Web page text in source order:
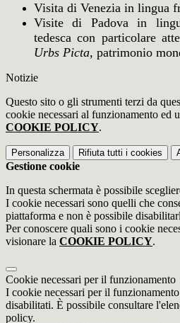
Visita di Venezia in lingua
Visite di Padova in
tedesca con particolare
Urbs Picta, patrimonio
Notizie
Questo sito o gli strumenti terzi da
cookie necessari al funzionamento ed
COOKIE POLICY.
Personalizza Rifiuta tutti i cookies
Gestione cookie
In questa schermata è possibile
I cookie necessari sono quelli che
piattaforma e non è possibile
Per conoscere quali sono i cookie
visionare la COOKIE POLICY.
Cookie necessari per il funzionamento
I cookie necessari per il
disabilitati. È possibile consultare
policy.